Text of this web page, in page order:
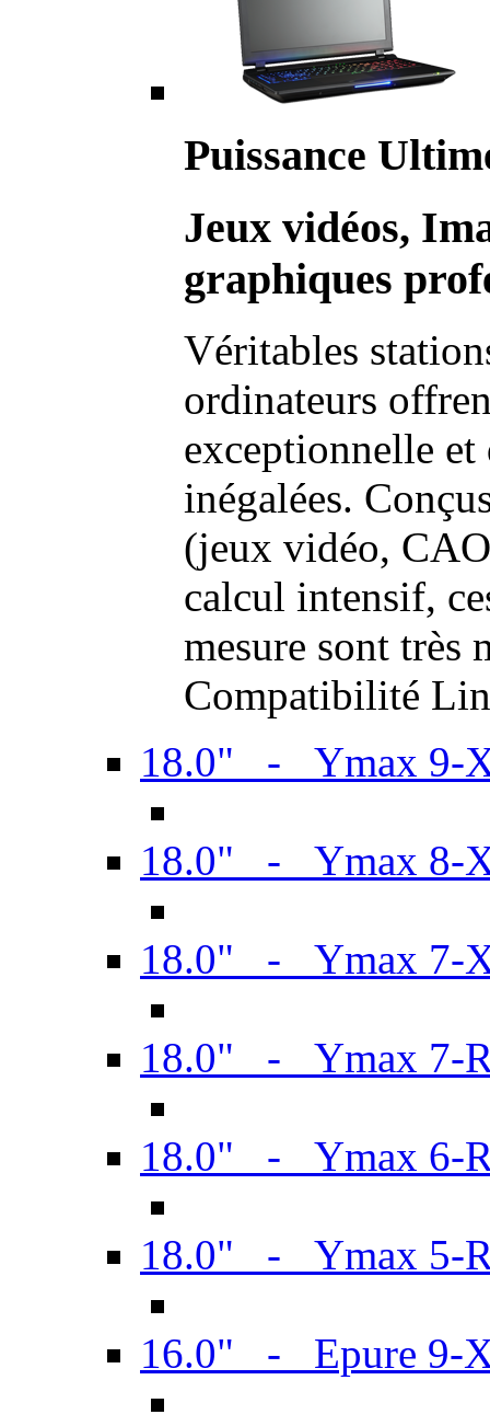
Puissance
Jeux vidéos,
graphiques
Véritables
ordinateurs
exceptionnelle et
inégalées.
(jeux vidéo,
calcul intensif,
mesure sont très
Compatibilité
18.0" - Ymax 9-
18.0" - Ymax 8-
18.0" - Ymax 7-
18.0" - Ymax 7-
18.0" - Ymax 6-
18.0" - Ymax 5-
16.0" - Epure 9-